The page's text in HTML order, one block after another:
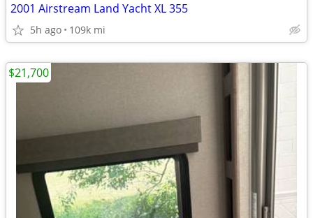
2001 Airstream Land Yacht XL 355
5h ago 109k mi
$21,700